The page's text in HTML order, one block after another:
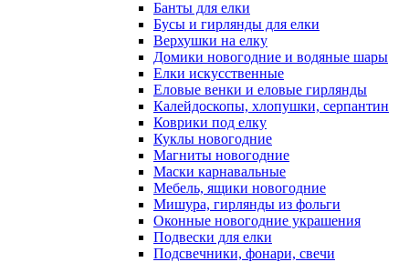
Банты для елки
Бусы и гирлянды для елки
Верхушки на елку
Домики новогодние и водяные шары
Елки искусственные
Еловые венки и еловые гирлянды
Калейдоскопы, хлопушки, серпантин
Коврики под елку
Куклы новогодние
Магниты новогодние
Маски карнавальные
Мебель, ящики новогодние
Мишура, гирлянды из фольги
Оконные новогодние украшения
Подвески для елки
Подсвечники, фонари, свечи